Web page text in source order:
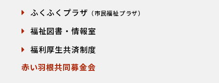
ふくふくプラザ （市民福祉プラザ）
福祉図書・情報室
福利厚生共済制度
赤い羽根共同募金会